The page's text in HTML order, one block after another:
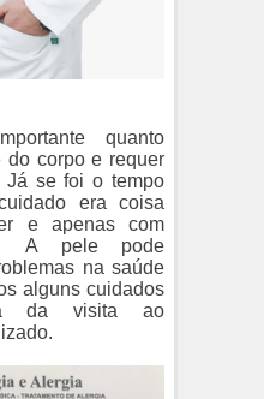
quanto
do corpo e requer
Já se foi o tempo
era coisa
e apenas com
A pele pode
na saúde
alguns cuidados
da visita ao